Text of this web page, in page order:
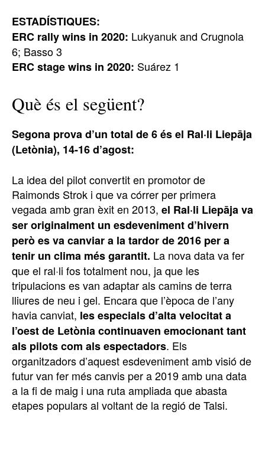
ESTADÍSTIQUES:
ERC rally wins in 2020: Lukyanuk and Crugnola
6; Basso 3
ERC stage wins in 2020: Suárez 1
Què és el següent?
Segona prova d’un total de 6 és el Ral·li Liepāja
(Letònia), 14-16 d’agost:
La idea del pilot convertit en promotor de
Raimonds Strok i que va córrer per primera
vegada amb gran èxit en 2013, el Ral·li Liepāja va
ser originalment un esdeveniment d’hivern
però es va canviar a la tardor de 2016 per a
tenir un clima més garantit. La nova data va fer
que el ral·li fos totalment nou, ja que les
tripulacions es van adaptar als camins de terra
lliures de neu i gel. Encara que l’època de l’any
havia canviat, les especials d’alta velocitat a
l’oest de Letònia continuaven emocionant tant
als pilots com als espectadors. Els
organitzadors d’aquest esdeveniment amb visió de
futur van fer més canvis per a 2019 amb una data
a la fi de maig i una ruta ampliada que abasta
etapes populars al voltant de la regió de Talsi.